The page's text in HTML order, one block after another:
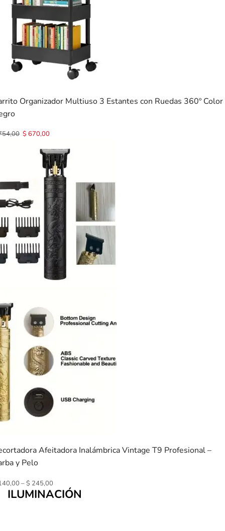
Organizador Multiuso 3 Estantes con Ruedas 360º Color
$670,00
Afeitadora Inalámbrica Vintage T9 Profesional –
y Pelo
–$ 245,00
ILUMINACIÓN